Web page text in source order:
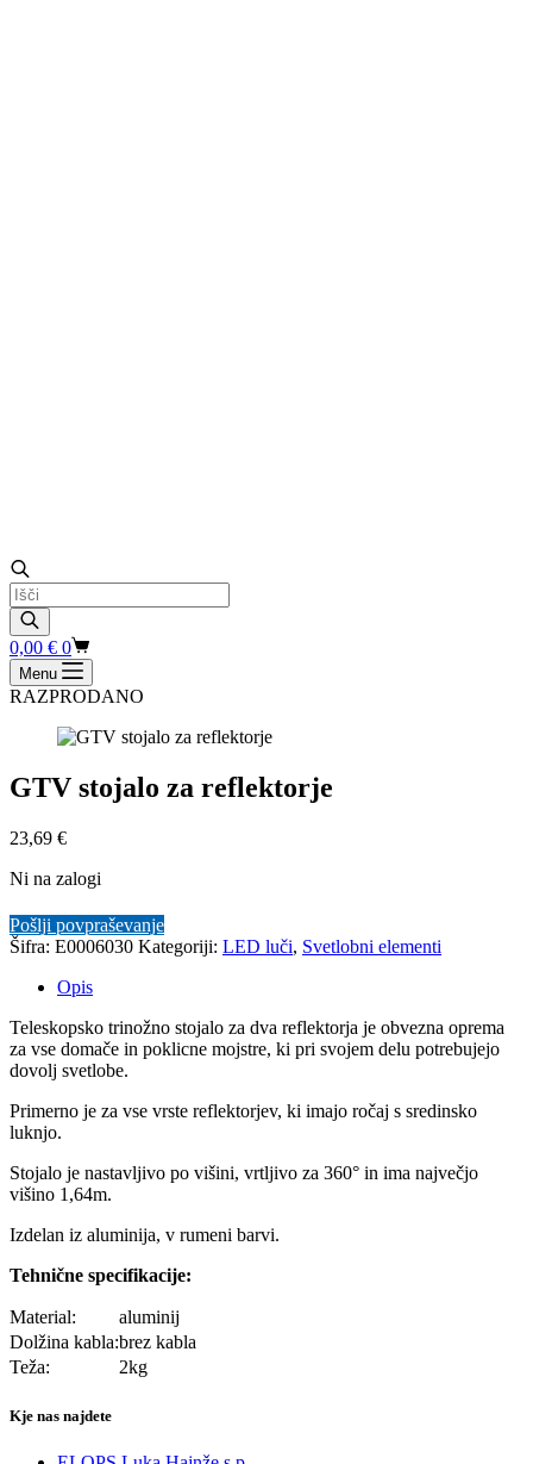
Products
search
Shopping
cart
0,00 € 0
Menu
RAZPRODANO
GTV stojalo za reflektorje
23,69 €
Ni na zalogi
Pošlji povpraševanje
Šifra: E0006030 Kategoriji: LED luči, Svetlobni elementi
Opis
Teleskopsko trinožno stojalo za dva reflektorja je obvezna oprema
za vse domače in poklicne mojstre, ki pri svojem delu potrebujejo
dovolj svetlobe.
Primerno je za vse vrste reflektorjev, ki imajo ročaj s sredinsko
luknjo.
Stojalo je nastavljivo po višini, vrtljivo za 360° in ima največjo
višino 1,64m.
Izdelan iz aluminija, v rumeni barvi.
Tehnične specifikacije:
Material:
aluminij
Dolžina kabla:brez kabla
Teža:
2kg
Kje nas najdete